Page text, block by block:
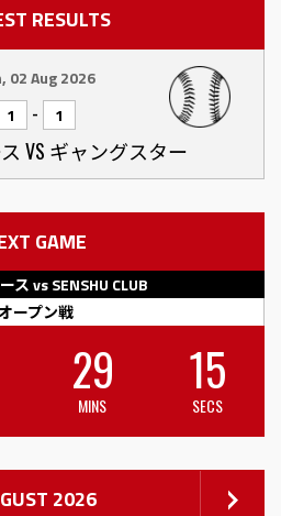
RESULTS
02 Aug 2026
1
- 1
VS ギャングスター
GAME
ス vs SENSHU CLUB
ープン戦
29
MINS
14
SECS
2026